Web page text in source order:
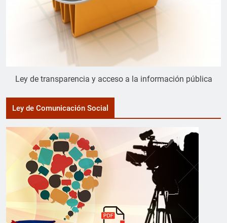
Ley de transparencia y acceso a la información pública
Ley de Comunicación Social